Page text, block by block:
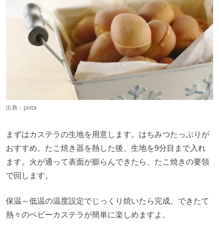
出典： pixta
まずはカステラの生地を用意します。はちみつたっぷりが
おすすめ。たこ焼き器を熱した後、生地を9分目まで入れ
ます。火が通って表面が膨らんできたら、たこ焼きの要領
で回します。
保温～低温の温度設定でじっくり焼いたら完成。できたて
熱々のベビーカステラが簡単に楽しめますよ。